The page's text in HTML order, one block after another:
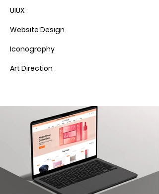
UIUX
Website Design
Iconography
Art Direction